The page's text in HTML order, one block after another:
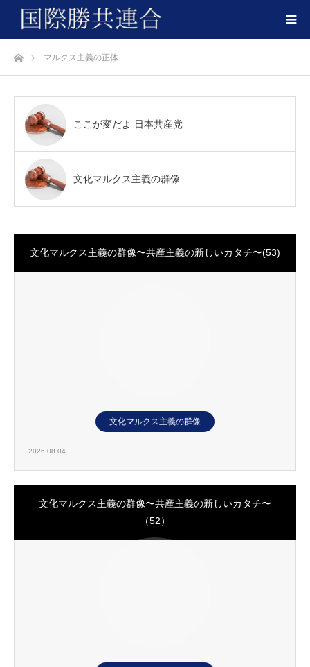
ホームマルクス主義の正体
ここが変だよ 日本共産党
文化マルクス主義の群像
文化マルクス主義の群像〜共産主義の新しいカタチ〜(53)
文化マルクス主義の群像
2026.08.04
文化マルクス主義の群像〜共産主義の新しいカタチ〜
（52）